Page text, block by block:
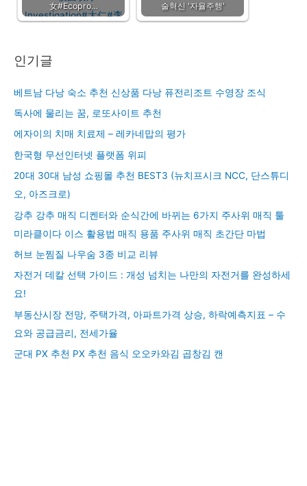
女#Ecopro…
술혁신 '자율주행'
인기글
베트남 다낭 숙소 추천 신상품 다낭 퓨전리조트 수영장 조식
독사에 물리는 꿈, 로또사이트 추천
에자이의 치매 치료제 – 레카네맙의 평가
한국형 무선인터넷 플랫폼 위피
20대 30대 남성 쇼핑몰 추천 BEST3 (뉴치프시크 NCC, 단스튜디
오, 아즈크로)
강추 강추 매직 디켄터와 순식간에 바뀌는 6가지 주사위 매직 툴
미라클이다 이스 활용법 매직 용품 주사위 매직 초간단 마법
허브 눈찜질 나우숨 3종 비교 리뷰
자전거 데칼 선택 가이드 : 개성 넘치는 나만의 자전거를 완성하세
요!
부동산시장 전망, 주택가격, 아파트가격 상승, 하락예측지표 – 수
요와 공급금리, 전세가율
군대 PX 추천 PX 추천 음식 오오카와김 곱창김 캔